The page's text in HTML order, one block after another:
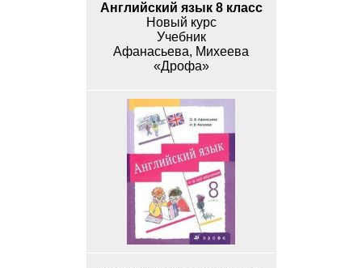
Английский язык 8 класс
Новый курс
Учебник
Афанасьева, Михеева
«Дрофа»